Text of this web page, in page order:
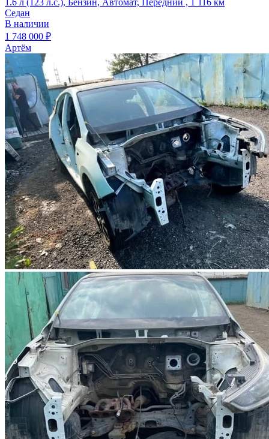
Седан
В наличии
1 748 000 ₽
Артём